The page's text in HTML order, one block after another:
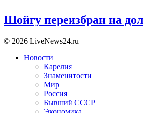
Шойгу переизбран на
© 2026 LiveNews24.ru
Новости
Карелия
Знаменитости
Мир
Россия
Бывший СССР